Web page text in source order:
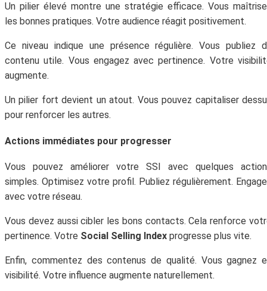
Un pilier élevé montre une stratégie efficace. Vous
les bonnes pratiques. Votre audience réagit positivement.
Ce niveau indique une présence régulière. Vous publiez
contenu utile. Vous engagez avec pertinence. Votre
augmente.
Un pilier fort devient un atout. Vous pouvez capitaliser
pour renforcer les autres.
Actions immédiates pour progresser
Vous pouvez améliorer votre SSI avec quelques
simples. Optimisez votre profil. Publiez régulièrement.
avec votre réseau.
Vous devez aussi cibler les bons contacts. Cela renforce
pertinence. Votre Social Selling Index progresse plus vite.
Enfin, commentez des contenus de qualité. Vous gagnez
visibilité. Votre influence augmente naturellement.